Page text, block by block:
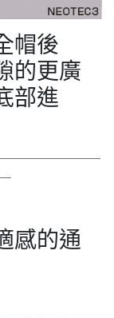
帽後
的更廣
部進
感的通